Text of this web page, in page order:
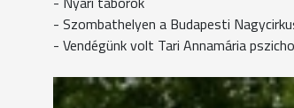
- Szombathelyen a Budapesti
- Vendégünk volt Tari Annamária